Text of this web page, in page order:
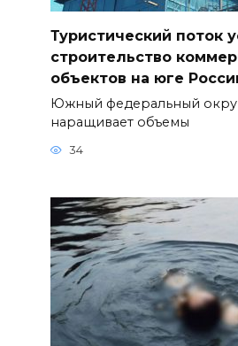
Туристический поток
строительство
объектов на юге
Южный федеральный
наращивает объемы
34